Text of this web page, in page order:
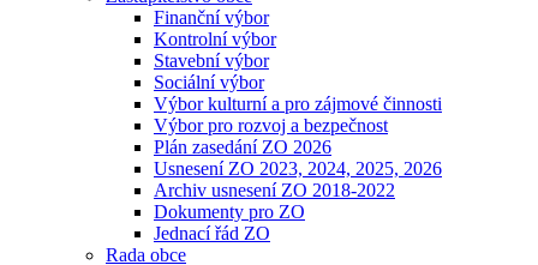
Finanční výbor
Kontrolní výbor
Stavební výbor
Sociální výbor
Výbor kulturní a pro zájmové činnosti
Výbor pro rozvoj a bezpečnost
Plán zasedání ZO 2026
Usnesení ZO 2023, 2024, 2025, 2026
Archiv usnesení ZO 2018-2022
Dokumenty pro ZO
Jednací řád ZO
Rada obce